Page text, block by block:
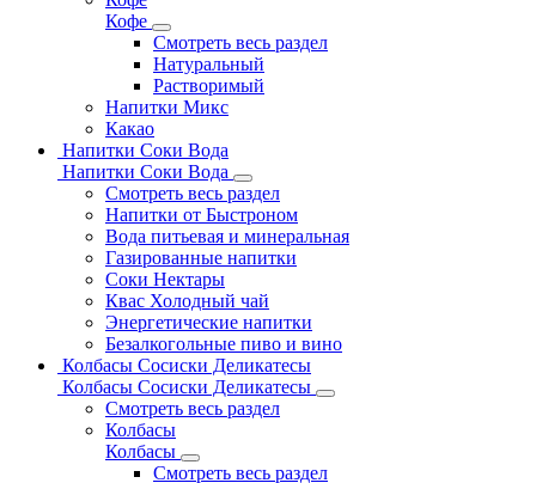
Кофе
Смотреть весь раздел
Натуральный
Растворимый
Напитки Микс
Какао
Напитки Соки Вода
Напитки Соки Вода
Смотреть весь раздел
Напитки от Быстроном
Вода питьевая и минеральная
Газированные напитки
Соки Нектары
Квас Холодный чай
Энергетические напитки
Безалкогольные пиво и вино
Колбасы Сосиски Деликатесы
Колбасы Сосиски Деликатесы
Смотреть весь раздел
Колбасы
Колбасы
Смотреть весь раздел